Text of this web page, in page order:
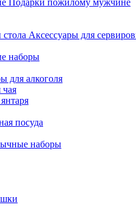
Подарки пожилому мужчине
Аксессуары для
наборы
для алкоголя
посуда
наборы